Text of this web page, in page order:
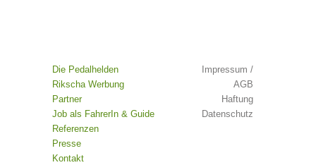
Die Pedalhelden
Rikscha Werbung
Partner
Job als FahrerIn & Guide
Referenzen
Presse
Kontakt
Impressum /
AGB
Haftung
Datenschutz